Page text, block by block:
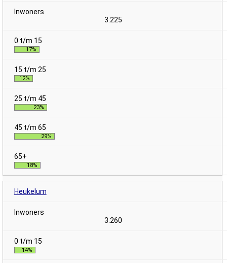
3.225
17%
12%
23%
29%
18%
Heukelum
3.260
14%